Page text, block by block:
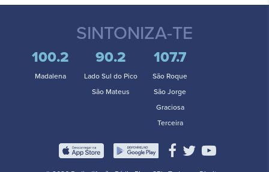
SINTONIZA-TE
100.2
Madalena
90.2
Lado Sul do Pico
São Mateus
107.7
São Roque
São Jorge
Graciosa
Terceira